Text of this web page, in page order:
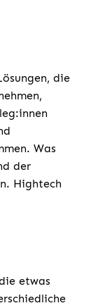
die
Was
der
Hightech
etwas